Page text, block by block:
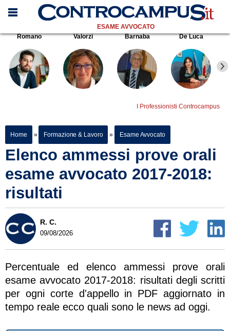
ESAME AVVOCATO
Romano
Valorzi Barnaba De Luca
I Professionisti Controcampus
Home » Formazione & Lavoro » Esame Avvocato
Elenco ammessi prove orali
esame avvocato 2017-2018:
risultati
R. C.
09/08/2026
Percentuale ed elenco ammessi prove orali
esame avvocato 2017-2018: risultati degli scritti
per ogni corte d'appello in PDF aggiornato in
tempo reale ecco quali sono le news ad oggi.